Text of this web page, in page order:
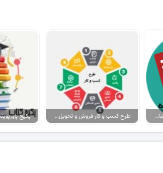
پکیج نقد مقاله‌های مدیریتی تمام گرایش‌ها طرح کسب و کار فروش و تحویل پیتزا در ایران